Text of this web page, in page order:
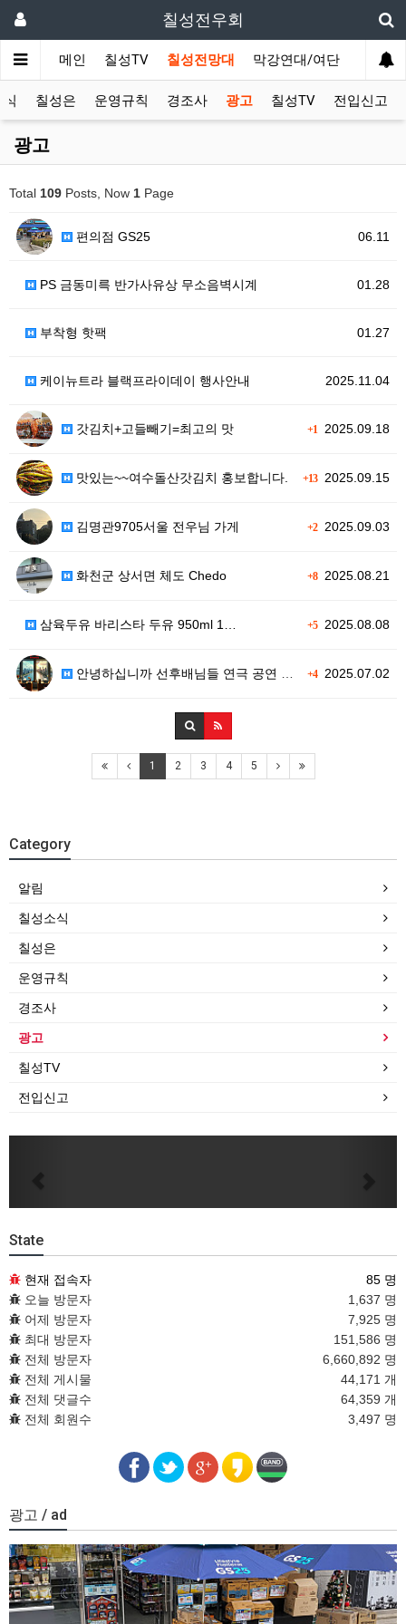
칠성전우회
메인 칠성TV 칠성전망대 막강연대/여단 사단
칠성은 운영규칙 경조사 광고 칠성TV 전입신고
광고
Total 109 Posts, Now 1 Page
06.11
편의점 GS25
01.28
PS 금동미륵 반가사유상 무소음벽시계
01.27
부착형 핫팩
2025.11.04
케이뉴트라 블랙프라이데이 행사안내
+1 2025.09.18
갓김치+고들빼기=최고의 맛
+132025.09.15
맛있는~~여수돌산갓김치 홍보합니다.
+22025.09.03
김명관9705서울 전우님 가게
+82025.08.21
화천군 상서면 체도 Chedo
+52025.08.08
삼육두유 바리스타 두유 950ml 1…
+42025.07.02
안녕하십니까 선후배님들 연극 공연 소…
1 2 3 4 5
Category
알림
칠성소식
칠성은
운영규칙
경조사
광고
칠성TV
전입신고
State
현재 접속자
85 명
오늘 방문자
1,637 명
어제 방문자
7,925 명
최대 방문자
151,586 명
전체 방문자
6,660,892 명
전체 게시물
44,171 개
전체 댓글수
64,359 개
전체 회원수
3,497 명
광고 / ad